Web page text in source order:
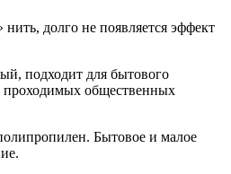
долго не появляется эффект
подходит для бытового
проходимых общественных
Бытовое и малое